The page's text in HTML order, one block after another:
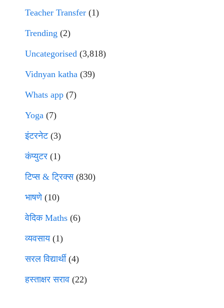
Teacher Transfer (1)
Trending (2)
Uncategorised (3,818)
Vidnyan katha (39)
Whats app (7)
Yoga (7)
इंटरनेट(3)
कंप्युटर (1)
टिप्स & ट्रिक्स(830)
भाषणे(10)
वेदिक Maths (6)
व्यवसाय(1)
सरल विद्यार्थी(4)
हस्ताक्षर सराव (22)